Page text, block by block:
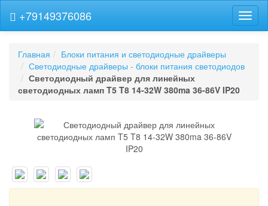
+79149376086
Главная
Блоки питания и светодиодные драйверы
Светодиодные драйверы - блоки питания светодиодов
Светодиодный драйвер для линейных
светодиодных ламп T5 T8 14-32W 380ma 36-86V IP20